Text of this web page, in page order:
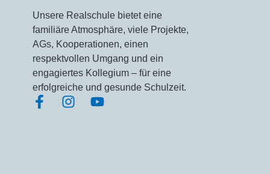
Unsere Realschule bietet eine
familiäre Atmosphäre, viele Projekte,
AGs, Kooperationen, einen
respektvollen Umgang und ein
engagiertes Kollegium – für eine
erfolgreiche und gesunde Schulzeit.